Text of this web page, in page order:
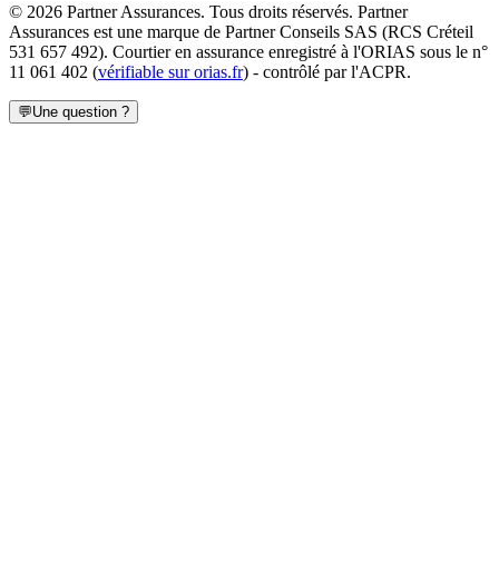
© 2026 Partner Assurances. Tous droits réservés. Partner
Assurances est une marque de Partner Conseils SAS (RCS Créteil
531 657 492). Courtier en assurance enregistré à l'ORIAS sous le n°
11 061 402 (vérifiable sur orias.fr) - contrôlé par l'ACPR.
💬Une question ?